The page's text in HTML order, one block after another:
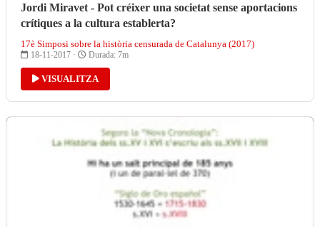
Jordi Miravet - Pot créixer una societat sense aportacions
crítiques a la cultura establerta?
17è Simposi sobre la història censurada de Catalunya (2017)
18-11-2017 · Durada: 7m
VISUALITZA